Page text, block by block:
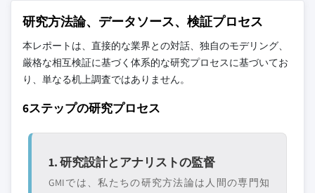
研究方法論、データソース、検証プロセス
本レポートは、直接的な業界との対話、独自のモデリング、
厳格な相互検証に基づく体系的な研究プロセスに基づいてお
り、単なる机上調査ではありません。
6ステップの研究プロセス
1. 研究設計とアナリストの監督
GMIでは、私たちの研究方法論は人間の専門知